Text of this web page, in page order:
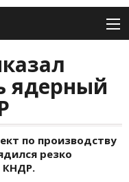
ядерный
по производству
резко
КНДР.